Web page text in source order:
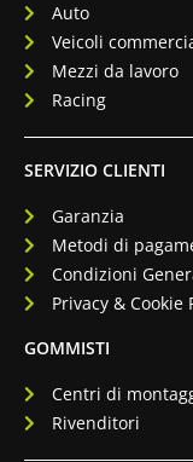
Auto
Veicoli
Mezzi da lavoro
Racing
SERVIZIO CLIENTI
Garanzia
Metodi di
Condizioni
Privacy & Cookie
GOMMISTI
Centri di
Rivenditori